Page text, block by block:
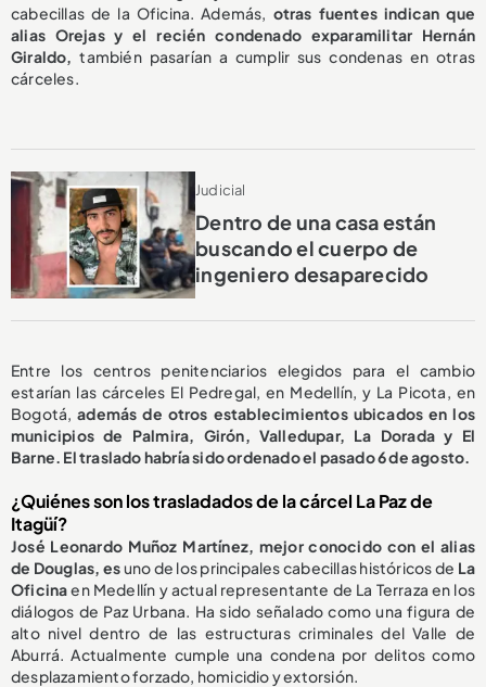
cabecillas de la Oficina. Además, otras fuentes indican que
alias Orejas y el recién condenado exparamilitar Hernán
Giraldo,también pasarían a cumplir sus condenas en otras
cárceles.
Judicial
Dentro de una casa están
buscando el cuerpo de
ingeniero desaparecido
Entre los centros penitenciarios elegidos para el cambio
estarían las cárceles El Pedregal, en Medellín, y La Picota, en
Bogotá,además de otros establecimientos ubicados en los
municipios de Palmira, Girón, Valledupar, La Dorada y El
Barne. El traslado habría sido ordenado el pasado 6 de agosto.
¿Quiénes son los trasladados de la cárcel La Paz de
Itagüí?
José Leonardo Muñoz Martínez, mejor conocido con el alias
de Douglas, esuno de los principales cabecillas históricos de La
Oficinaen Medellín y actual representante de La Terraza en los
diálogos de Paz Urbana. Ha sido señalado como una figura de
alto nivel dentro de las estructuras criminales del Valle de
Aburrá. Actualmente cumple una condena por delitos como
desplazamiento forzado, homicidio y extorsión.